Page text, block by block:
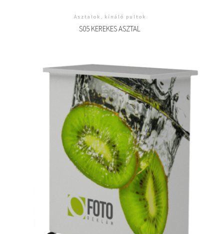
Asztalok, kínáló pultok
S05 KEREKES ASZTAL